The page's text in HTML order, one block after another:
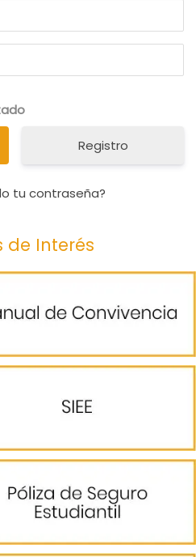
Registro
tu contraseña?
de Interés